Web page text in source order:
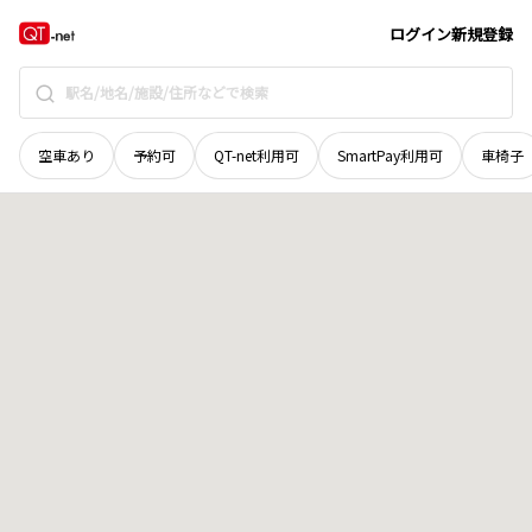
ログイン新規登録
空車あり 予約可 QT-net利用可 SmartPay利用可 車椅子
栃木県